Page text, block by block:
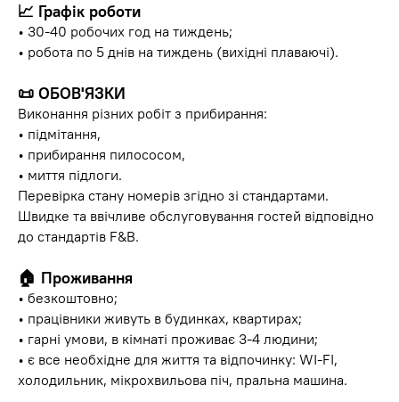
📈 Графік роботи
• 30-40 робочих год на тиждень;
• робота по 5 днів на тиждень (вихідні плаваючі).
📜 ОБОВ'ЯЗКИ
Виконання різних робіт з прибирання:
• підмітання,
• прибирання пилососом,
• миття підлоги.
Перевірка стану номерів згідно зі стандартами.
Швидке та ввічливе обслуговування гостей відповідно
до стандартів F&B.
🏠 Проживання
• безкоштовно;
• працівники живуть в будинках, квартирах;
• гарні умови, в кімнаті проживає 3-4 людини;
• є все необхідне для життя та відпочинку: WI-FI,
холодильник, мікрохвильова піч, пральна машина.